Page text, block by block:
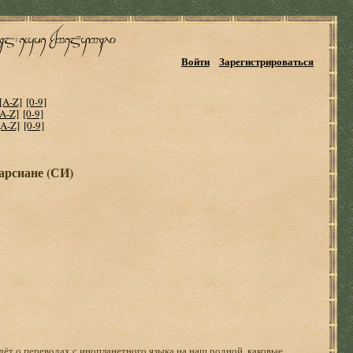
Войти Зарегистрироваться
Z] [0-9]
Z] [0-9]
Z] [0-9]
(СИ)